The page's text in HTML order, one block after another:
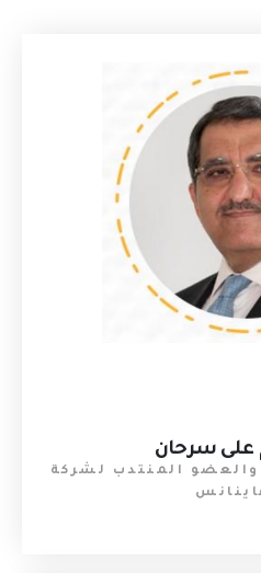
على سرحان
المنتدب لشركة